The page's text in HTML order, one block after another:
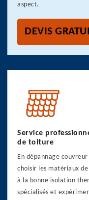
aspect.
DEVIS
Service
de toiture
En dépannage
choisir les matériaux
à la bonne isolation
spécialisés et